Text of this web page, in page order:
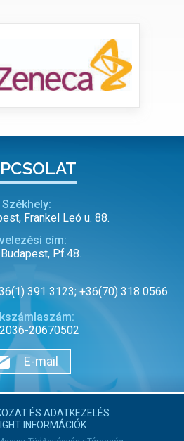
Székhely:
Frankel Leó u. 88.
cím:
Pf.48.
391 3123; +36(70) 318 0566
20670502
E-mail
ÉS ADATKEZELÉS
INFORMÁCIÓK